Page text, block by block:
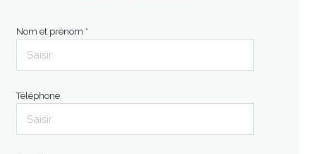
Nom et prénom *
Téléphone